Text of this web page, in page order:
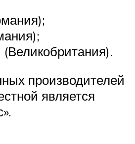
производителей
является